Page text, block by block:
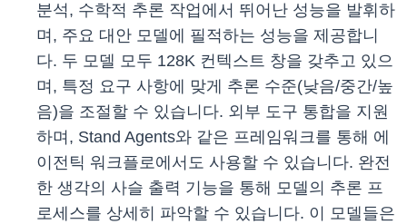
분석, 수학적 추론 작업에서 뛰어난 성능을 발휘하
며, 주요 대안 모델에 필적하는 성능을 제공합니
다. 두 모델 모두 128K 컨텍스트 창을 갖추고 있으
며, 특정 요구 사항에 맞게 추론 수준(낮음/중간/높
음)을 조절할 수 있습니다. 외부 도구 통합을 지원
하며, Stand Agents와 같은 프레임워크를 통해 에
이전틱 워크플로에서도 사용할 수 있습니다. 완전
한 생각의 사슬 출력 기능을 통해 모델의 추론 프
로세스를 상세히 파악할 수 있습니다. 이 모델들은